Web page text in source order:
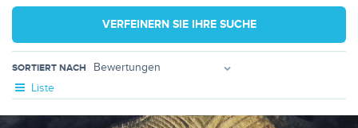
VERFEINERN SIE IHRE SUCHE
SORTIERT NACH
Liste